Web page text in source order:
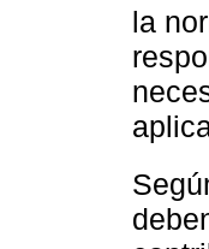
la